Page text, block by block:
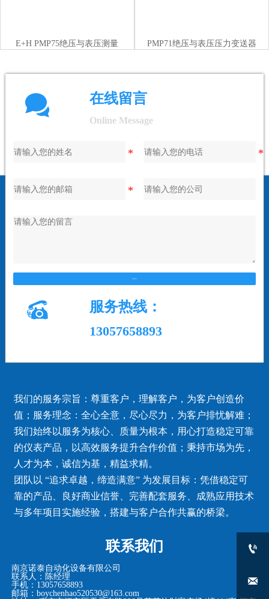
E+H PMP75绝压与表压测量 PMP71绝压与表压压力变送器
 在线留言
Online Message
 服务热线：
13057658893
我们的服务宗旨：尊重客户，理解客户，为客户创造价
值；服务理念：全心全意，尽心尽力，为客户排忧解难；
我们始终以服务为核心、质量为根本，用心打造稳定可靠
的仪表产品，以高效服务提升合作价值；秉持市场为先，
人才为本，诚信为基，精益求精。
团队以 “追求卓越，缔造满意” 为发展目标：凭借稳定可
靠的产品、良好商业信誉、完善配套服务、成熟应用技术
与多年项目实施经验，搭建与客户合作共赢的桥梁。
联系我们
南京诺泰自动化设备有限公司
联系人：陈经理
手机：13057658893
邮箱：boychenhao520530@163.com

